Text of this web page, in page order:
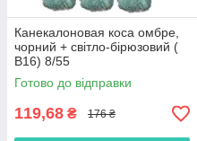
Канекалоновая коса омбре,
чорний + світло-бірюзовий (
B16) 8/55
Готово до відправки
119,68 ₴ 176 ₴